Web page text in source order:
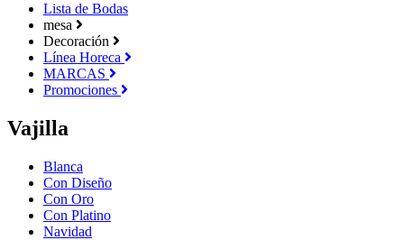
Lista de Bodas
mesa
Decoración
Línea Horeca
MARCAS
Promociones
Vajilla
Blanca
Con Diseño
Con Oro
Con Platino
Navidad